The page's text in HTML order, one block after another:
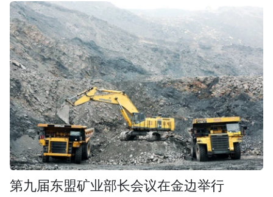
第九届东盟矿业部长会议在金边举行